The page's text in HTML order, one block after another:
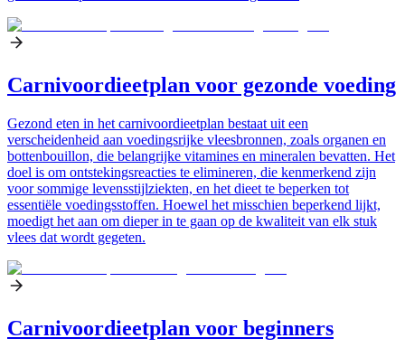
Carnivoordieetplan voor gezonde voeding
Gezond eten in het carnivoordieetplan bestaat uit een
verscheidenheid aan voedingsrijke vleesbronnen, zoals organen en
bottenbouillon, die belangrijke vitamines en mineralen bevatten. Het
doel is om ontstekingsreacties te elimineren, die kenmerkend zijn
voor sommige levensstijlziekten, en het dieet te beperken tot
essentiële voedingsstoffen. Hoewel het misschien beperkend lijkt,
moedigt het aan om dieper in te gaan op de kwaliteit van elk stuk
vlees dat wordt gegeten.
Carnivoordieetplan voor beginners